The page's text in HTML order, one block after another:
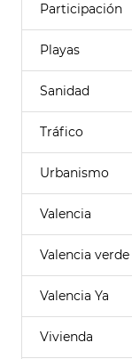
Participación
Playas
Sanidad
Tráfico
Urbanismo
Valencia
Valencia verde
Valencia Ya
Vivienda